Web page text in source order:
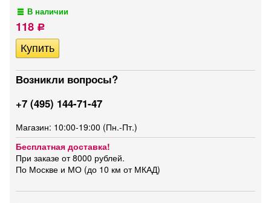
В наличии
118 Р
Возникли вопросы?
+7 (495) 144-71-47
Магазин: 10:00-19:00 (Пн.-Пт.)
Бесплатная доставка!
При заказе от 8000 рублей.
По Москве и МО (до 10 км от МКАД)